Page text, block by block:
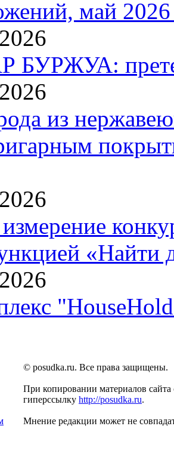
май 2026
БУРЖУА:
из
«Найти
© posudka.ru. Все права защищены.
При копировании материалов сайта
гиперссылку http://posudka.ru.
Мнение редакции может не